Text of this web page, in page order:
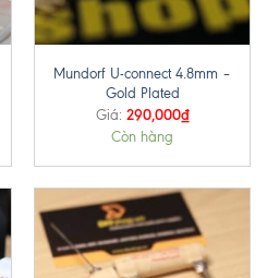
Mundorf U-connect 4.8mm –
Gold Plated
Giá: 290,000₫
Còn hàng